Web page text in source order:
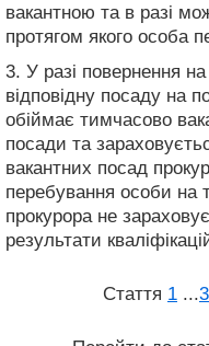
вакантною та в разі
протягом якого особа
3. У разі повернення
відповідну посаду на
обіймає тимчасово
посади та
вакантних посад
перебування особи на
прокурора не
результати
Стаття 1 ...